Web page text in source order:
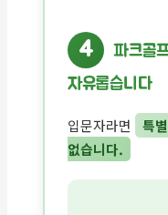
4
파크골
자유롭습니다
입문자라면
특
없습니다.